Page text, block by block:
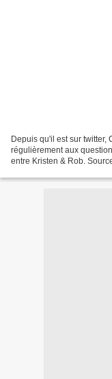
Depuis qu'il est sur twitter,
régulièrement aux
entre Kristen & Rob.